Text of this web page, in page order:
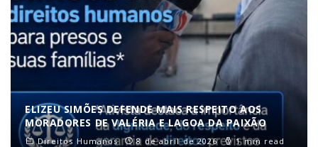
ELIZEU SIMÕES DEFENDE MAIS RESPEITO AOS
MORADORES DE VALÉRIA E LAGOA DA PAIXÃO
Direitos Humanos 8 de abril de 2026 1 min read